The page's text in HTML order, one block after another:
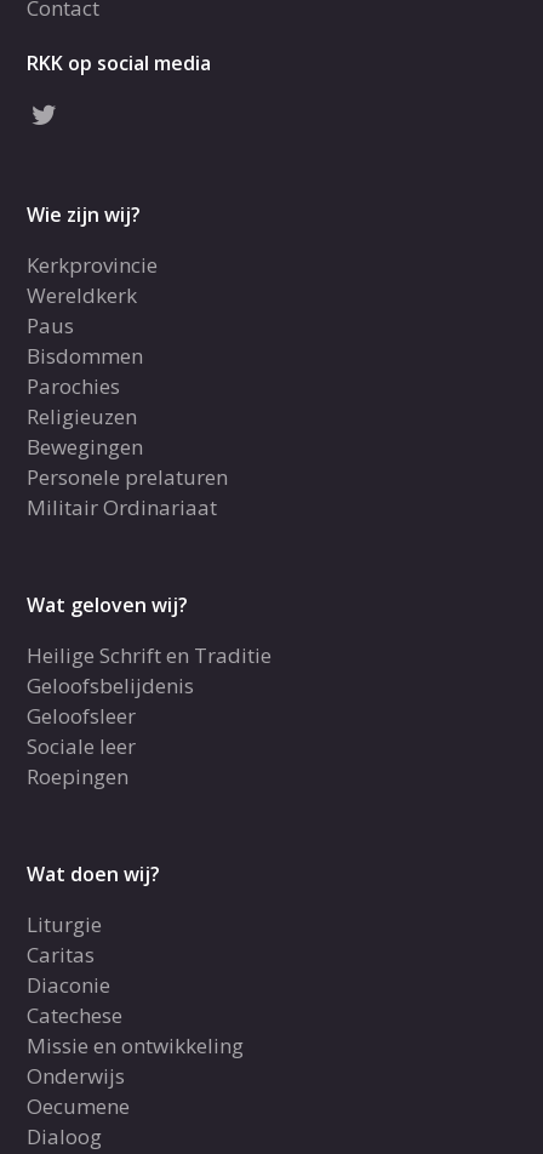
Contact
RKK op social media
Wie zijn wij?
Kerkprovincie
Wereldkerk
Paus
Bisdommen
Parochies
Religieuzen
Bewegingen
Personele prelaturen
Militair Ordinariaat
Wat geloven wij?
Heilige Schrift en Traditie
Geloofsbelijdenis
Geloofsleer
Sociale leer
Roepingen
Wat doen wij?
Liturgie
Caritas
Diaconie
Catechese
Missie en ontwikkeling
Onderwijs
Oecumene
Dialoog